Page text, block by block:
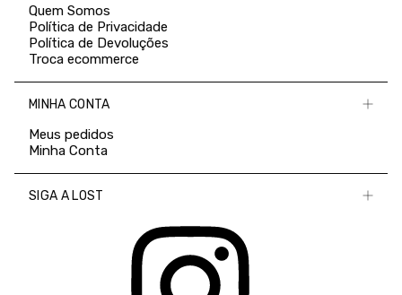
Quem Somos
Política de Privacidade
Política de Devoluções
Troca ecommerce
MINHA CONTA
Meus pedidos
Minha Conta
SIGA A LOST